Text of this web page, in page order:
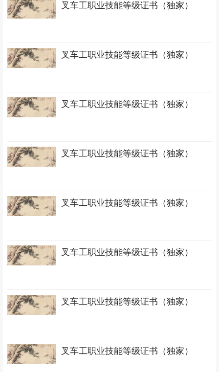
叉车工职业技能等级证书（独家）
叉车工职业技能等级证书（独家）
叉车工职业技能等级证书（独家）
叉车工职业技能等级证书（独家）
叉车工职业技能等级证书（独家）
叉车工职业技能等级证书（独家）
叉车工职业技能等级证书（独家）
叉车工职业技能等级证书（独家）